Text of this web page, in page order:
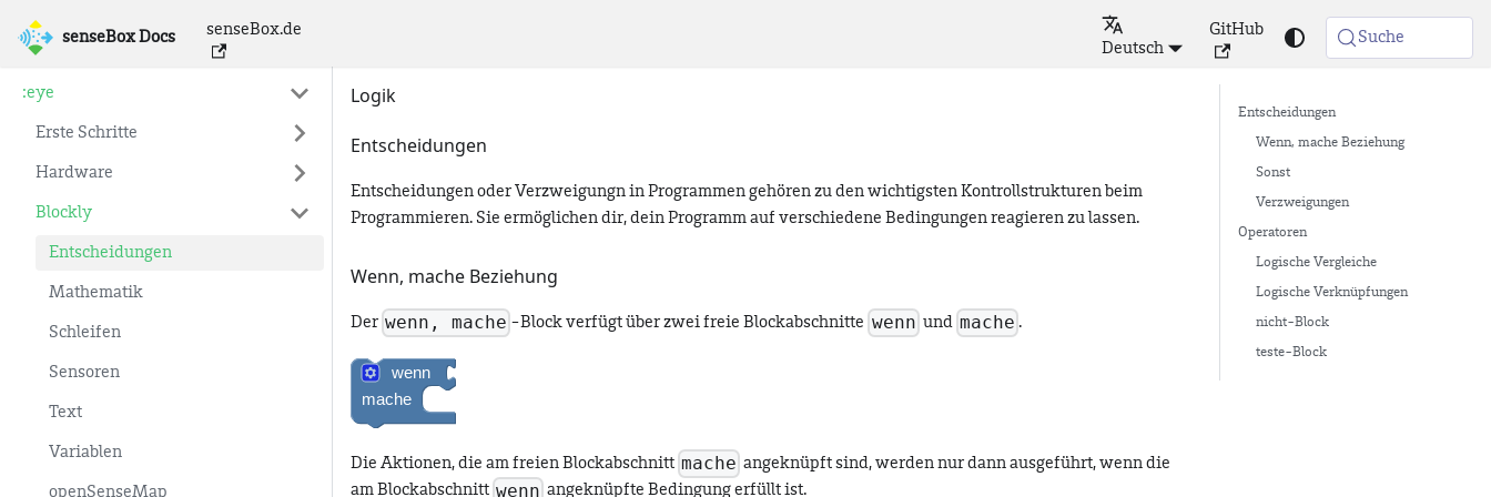
senseBox Docs
senseBox.de
Deutsch
GitHub Suche
senseBox Docs
:eye
Erste Schritte
Hardware
Blockly
Entscheidungen
Mathematik
Schleifen
Sensoren
Text
Variablen
openSenseMap
Logik
Entscheidungen
Entscheidungen oder Verzweigungn in Programmen gehören zu den wichtigsten Kontrollstrukturen beim
Programmieren. Sie ermöglichen dir, dein Programm auf verschiedene Bedingungen reagieren zu lassen.
Wenn, mache Beziehung
Der wenn, mache -Block verfügt über zwei freie Blockabschnitte wenn und mache .
Die Aktionen, die am freien Blockabschnitt mache angeknüpft sind, werden nur dann ausgeführt, wenn die
am Blockabschnitt wenn angeknüpfte Bedingung erfüllt ist.
Entscheidungen
Wenn, mache Beziehung
Sonst
Verzweigungen
Operatoren
Logische Vergleiche
Logische Verknüpfungen
nicht-Block
teste-Block